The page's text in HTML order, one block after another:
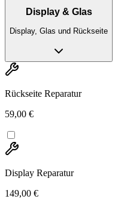
Display & Glas
Display, Glas und Rückseite
Rückseite Reparatur
59,00 €
Display Reparatur
149,00 €